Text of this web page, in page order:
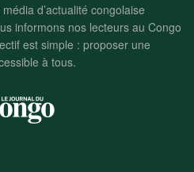
d’actualité congolaise
informons nos lecteurs au Congo
est simple : proposer une
à tous.